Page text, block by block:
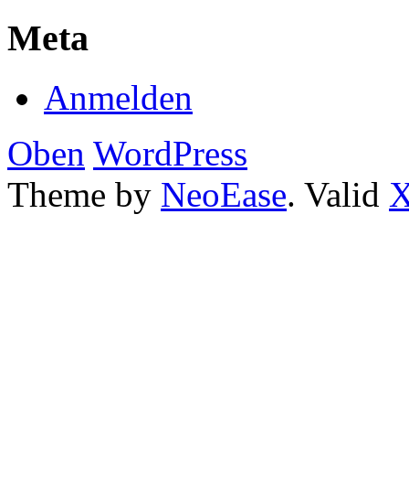
Meta
Anmelden
Oben WordPress
Theme by NeoEase. Valid